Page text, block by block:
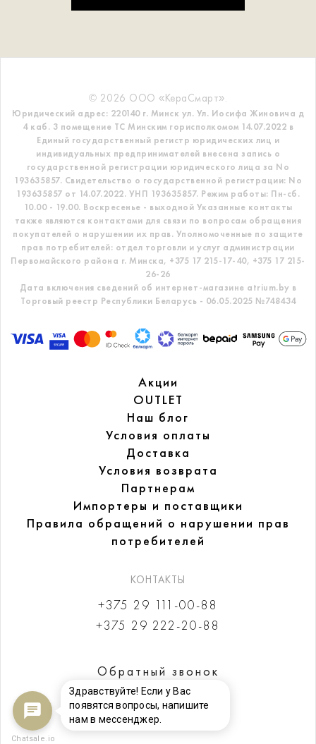
© 2026 ООО «КераСмарт».
Юридический адрес: 220140 г. Минск ул. Ул. Иосифа Жиновича д
4 каб. 3 помещение ТС Минским горисполкомом 14.07.2022 в
Единый государственный регистр юридических лиц и
индивидуальных предпринимателей внесена запись о
государственной регистрации юридического лица за No
193635857. Свидетельство о государственной регистрации: No
193635857 от 14.07.2022. УНП 193635857. Режим работы: Пн-сб.
10.00 - 19.00. Воскресенье - выходной Указанные контакты
также являются контактами для связи по вопросам обращения
покупателей о нарушении их прав. Уполномоченные по защите
прав потребителей: отдел торговли и услуг администрации
Первомайского района г. Минска, +375 17 215-17-40, +375 17 215-
26-26
Дата включения сведений об интернет-магазине atrium.by в
Торговый реестр Республики Беларусь - 06.05.2025 №748434
Акции
OUTLET
Наш блог
Условия оплаты
Доставка
Условия возврата
Партнерам
Импортеры и поставщики
Правила обращений о нарушении прав
потребителей
КОНТАКТЫ
+375 29 111-00-88
+375 29 222-20-88
Обратный звонок
Здравствуйте! Если у Вас
появятся вопросы, напишите
нам в мессенджер.
Chatsale.io